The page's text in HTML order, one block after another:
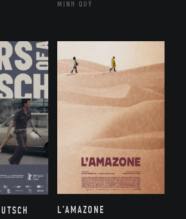
MINH QUÝ
L’AMAZONE